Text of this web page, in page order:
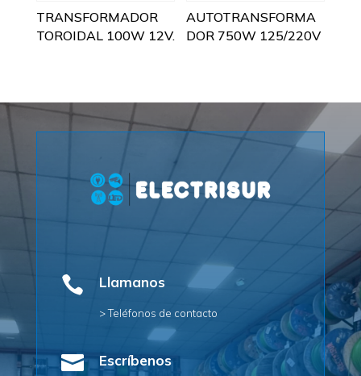
TRANSFORMADOR
TOROIDAL 100W 12V.
AUTOTRANSFORMA
DOR 750W 125/220V
 Llamanos
> Teléfonos de contacto
 Escríbenos